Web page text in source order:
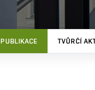
PUBLIKACE TVŮRČÍ